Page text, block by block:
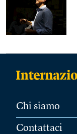
Chi siamo
Contattaci